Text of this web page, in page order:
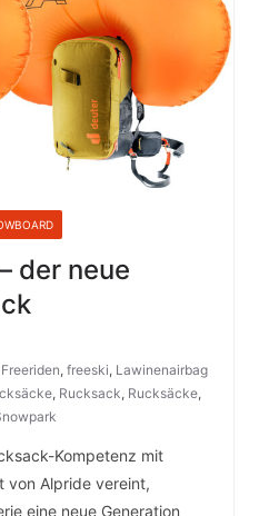
der neue
Freeriden, freeski, Lawinenairbag
, Rucksack, Rucksäcke,
Kompetenz mit
von Alpride vereint,
eine neue Generation